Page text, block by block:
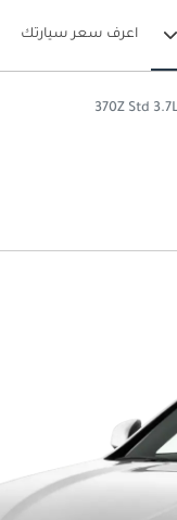
اعرف سعر سيارتك